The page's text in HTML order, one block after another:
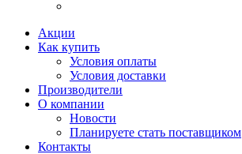
Акции
Как купить
Условия оплаты
Условия доставки
Производители
О компании
Новости
Планируете стать поставщиком
Контакты